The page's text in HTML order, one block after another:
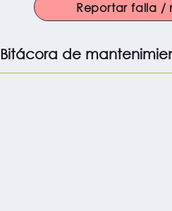
Reportar falla /
Bitácora de